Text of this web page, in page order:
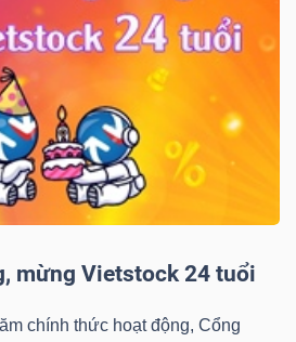
mừng Vietstock 24 tuổi
chính thức hoạt động, Cổng